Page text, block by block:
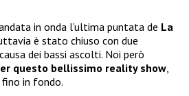
in onda l’ultima puntata de La
è stato chiuso con due
dei bassi ascolti. Noi però
questo bellissimo reality show
in fondo.